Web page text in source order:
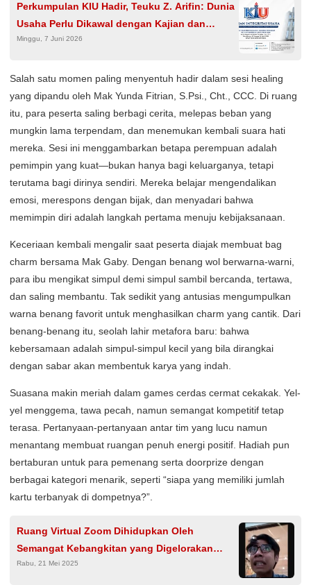
Perkumpulan KIU Hadir, Teuku Z. Arifin: Dunia
Usaha Perlu Dikawal dengan Kajian dan
Kontrol Sosial yang Bertanggung Jawab
Minggu, 7 Juni 2026
Salah satu momen paling menyentuh hadir dalam sesi healing
yang dipandu oleh Mak Yunda Fitrian, S.Psi., Cht., CCC. Di ruang
itu, para peserta saling berbagi cerita, melepas beban yang
mungkin lama terpendam, dan menemukan kembali suara hati
mereka. Sesi ini menggambarkan betapa perempuan adalah
pemimpin yang kuat—bukan hanya bagi keluarganya, tetapi
terutama bagi dirinya sendiri. Mereka belajar mengendalikan
emosi, merespons dengan bijak, dan menyadari bahwa
memimpin diri adalah langkah pertama menuju kebijaksanaan.
Keceriaan kembali mengalir saat peserta diajak membuat bag
charm bersama Mak Gaby. Dengan benang wol berwarna-warni,
para ibu mengikat simpul demi simpul sambil bercanda, tertawa,
dan saling membantu. Tak sedikit yang antusias mengumpulkan
warna benang favorit untuk menghasilkan charm yang cantik. Dari
benang-benang itu, seolah lahir metafora baru: bahwa
kebersamaan adalah simpul-simpul kecil yang bila dirangkai
dengan sabar akan membentuk karya yang indah.
Suasana makin meriah dalam games cerdas cermat cekakak. Yel-
yel menggema, tawa pecah, namun semangat kompetitif tetap
terasa. Pertanyaan-pertanyaan antar tim yang lucu namun
menantang membuat ruangan penuh energi positif. Hadiah pun
bertaburan untuk para pemenang serta doorprize dengan
berbagai kategori menarik, seperti “siapa yang memiliki jumlah
kartu terbanyak di dompetnya?”.
Ruang Virtual Zoom Dihidupkan Oleh
Semangat Kebangkitan yang Digelorakan
Dalam Diskusi Publik Bertema
Rabu, 21 Mei 2025